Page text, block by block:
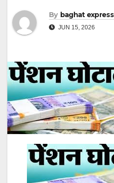
By baghat express
JUN 15, 2026